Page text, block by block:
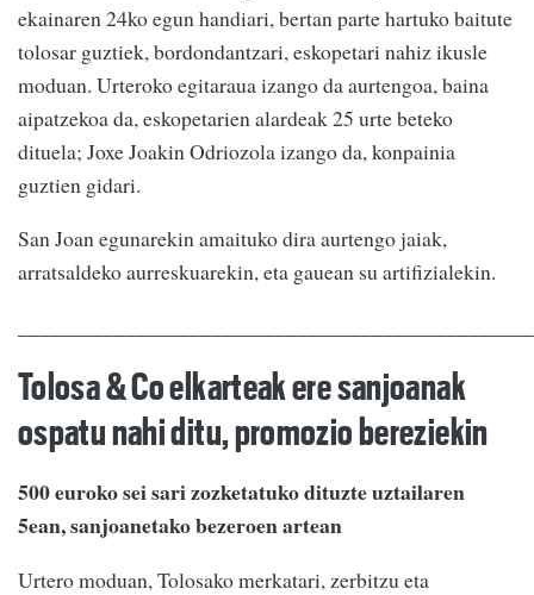
ekainaren 24ko egun handiari, bertan parte hartuko baitute
tolosar guztiek, bordondantzari, eskopetari nahiz ikusle
moduan. Urteroko egitaraua izango da aurtengoa, baina
aipatzekoa da, eskopetarien alardeak 25 urte beteko
dituela; Joxe Joakin Odriozola izango da, konpainia
guztien gidari.
San Joan egunarekin amaituko dira aurtengo jaiak,
arratsaldeko aurreskuarekin, eta gauean su artifizialekin.
Tolosa & Co elkarteak ere sanjoanak
ospatu nahi ditu, promozio bereziekin
500 euroko sei sari zozketatuko dituzte uztailaren
5ean, sanjoanetako bezeroen artean
Urtero moduan, Tolosako merkatari, zerbitzu eta